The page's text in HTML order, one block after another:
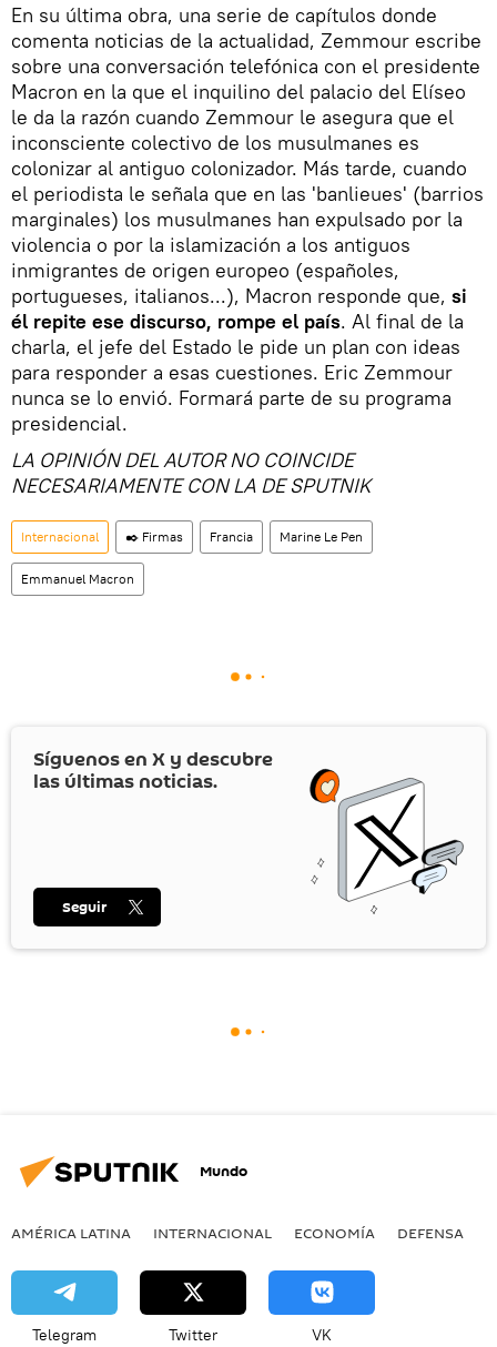
En su última obra, una serie de capítulos donde
comenta noticias de la actualidad, Zemmour escribe
sobre una conversación telefónica con el presidente
Macron en la que el inquilino del palacio del Elíseo
le da la razón cuando Zemmour le asegura que el
inconsciente colectivo de los musulmanes es
colonizar al antiguo colonizador. Más tarde, cuando
el periodista le señala que en las 'banlieues' (barrios
marginales) los musulmanes han expulsado por la
violencia o por la islamización a los antiguos
inmigrantes de origen europeo (españoles,
portugueses, italianos...), Macron responde que, si
él repite ese discurso, rompe el país. Al final de la
charla, el jefe del Estado le pide un plan con ideas
para responder a esas cuestiones. Eric Zemmour
nunca se lo envió. Formará parte de su programa
presidencial.
LA OPINIÓN DEL AUTOR NO COINCIDE
NECESARIAMENTE CON LA DE SPUTNIK
Internacional ✒️ Firmas Francia Marine Le Pen
Emmanuel Macron
Síguenos en X y descubre
las últimas noticias.
Seguir
Mundo
AMÉRICA LATINA INTERNACIONAL ECONOMÍA DEFENSA
Telegram Twitter VK